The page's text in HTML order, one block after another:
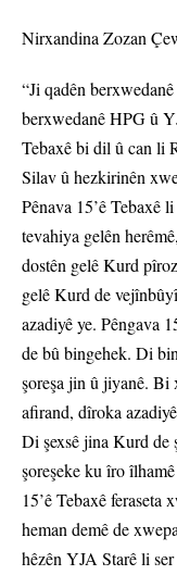
Nirxandina Zozan
“Ji qadên
berxwedanê HPG û
Tebaxê bi dil û can li
Silav û hezkirinên
Pênava 15’ê Tebaxê
tevahiya gelên
dostên gelê Kurd
gelê Kurd de
azadiyê ye. Pêngava
de bû bingehek. Di
şoreşa jin û jiyanê. Bi
afirand, dîroka
Di şexsê jina Kurd de
şoreşeke ku îro
15’ê Tebaxê
heman demê de
hêzên YJA Starê li